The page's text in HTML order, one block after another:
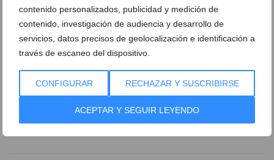
contenido personalizados, publicidad y medición de
contenido, investigación de audiencia y desarrollo de
servicios, datos precisos de geolocalización e identificación a
través de escaneo del dispositivo.
CONFIGURAR RECHAZAR Y SUSCRIBIRSE
ACEPTAR Y SEGUIR LEYENDO